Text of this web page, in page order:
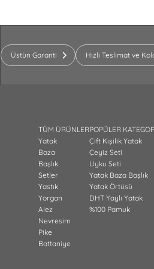
Üstün Garanti Hızlı Teslimat ve
TÜM ÜRÜNLER
Yatak
Baza
Başlık
Setler
Yastık
Yorgan
Alez
Nevresim
Pike
Battaniye
POPÜLER
Çift Kişilik Yatak
Çeyiz Seti
Uyku Seti
Yatak Baza Başlık
Yatak Örtüsü
DHT Yaylı Yatak
%100 Pamuk